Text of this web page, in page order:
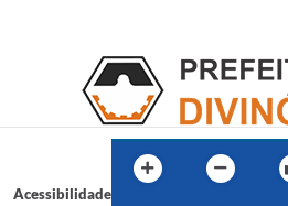
Acessibilidade